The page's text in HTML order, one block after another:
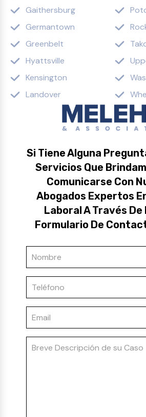
Gaithersburg
Germantown
Greenbelt
Hyattsville
Kensington
Landover
Si Tiene Alguna
Servicios Que
Comunicarse Con
Abogados Expertos
Laboral A Través
Formulario De